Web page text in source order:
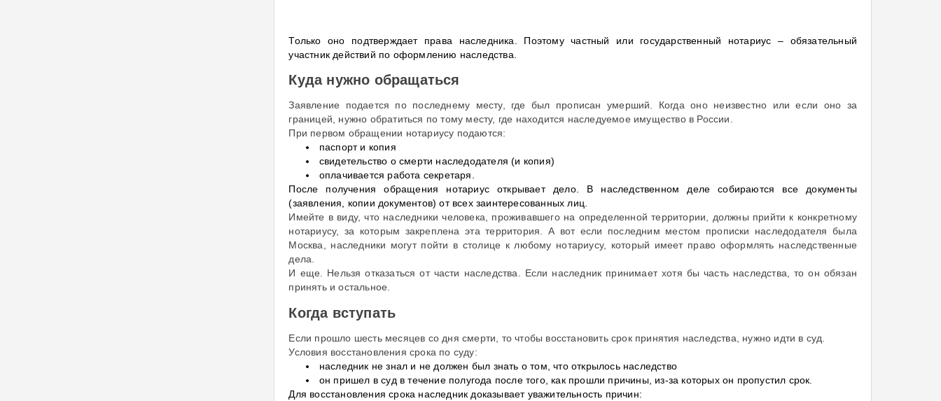
Только оно подтверждает права наследника. Поэтому частный или государственный нотариус – обязательный
участник действий по оформлению наследства.
Куда нужно обращаться
Заявление подается по последнему месту, где был прописан умерший. Когда оно неизвестно или если оно за
границей, нужно обратиться по тому месту, где находится наследуемое имущество в России.
При первом обращении нотариусу подаются:
паспорт и копия
свидетельство о смерти наследодателя (и копия)
оплачивается работа секретаря.
После получения обращения нотариус открывает дело. В наследственном деле собираются все документы
(заявления, копии документов) от всех заинтересованных лиц.
Имейте в виду, что наследники человека, проживавшего на определенной территории, должны прийти к конкретному
нотариусу, за которым закреплена эта территория. А вот если последним местом прописки наследодателя была
Москва, наследники могут пойти в столице к любому нотариусу, который имеет право оформлять наследственные
дела.
И еще. Нельзя отказаться от части наследства. Если наследник принимает хотя бы часть наследства, то он обязан
принять и остальное.
Когда вступать
Если прошло шесть месяцев со дня смерти, то чтобы восстановить срок принятия наследства, нужно идти в суд.
Условия восстановления срока по суду:
наследник не знал и не должен был знать о том, что открылось наследство
он пришел в суд в течение полугода после того, как прошли причины, из-за которых он пропустил срок.
Для восстановления срока наследник доказывает уважительность причин: